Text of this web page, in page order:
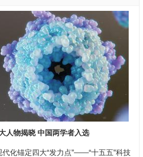
人物揭晓 中国两学者入选
化锚定四大“发力点”——“十五五”科技